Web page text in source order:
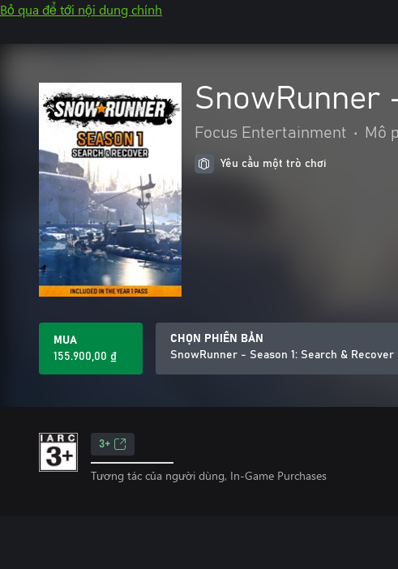
Bỏ qua để tới nội dung chính
SnowRunner
Focus Entertainment • Mô
Yêu cầu một trò chơi
MUA
155.900,00 ₫
CHỌN PHIÊN BẢN
SnowRunner - Season 1: Search & Recover
3+
Tương tác của người dùng, In-Game Purchases